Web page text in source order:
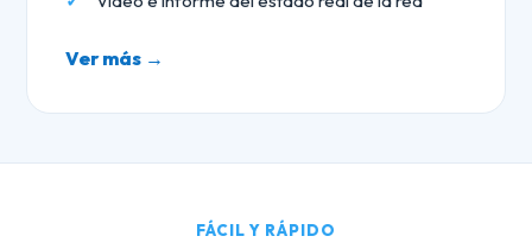
Ver más →
FÁCIL Y RÁPIDO